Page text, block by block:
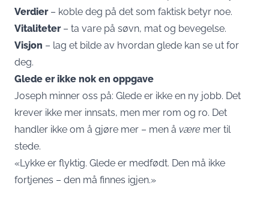
Verdier– koble deg på det som faktisk betyr noe.
Vitaliteter– ta vare på søvn, mat og bevegelse.
Visjon – lag et bilde av hvordan glede kan se ut for
deg.
Glede er ikke nok en oppgave
Joseph minner oss på: Glede er ikke en ny jobb. Det
krever ikke mer innsats, men mer rom og ro. Det
handler ikke om å gjøre mer – men å være mer til
stede.
«Lykke er flyktig. Glede er medfødt. Den må ikke
fortjenes – den må finnes igjen.»